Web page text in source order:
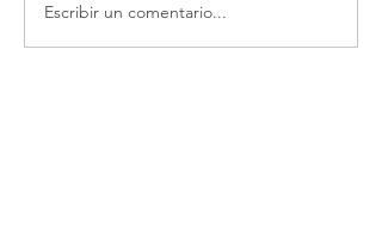
Escribir un comentario...